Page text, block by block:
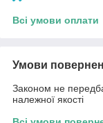
Всі умови оплати
Умови
Законом не
належної якості